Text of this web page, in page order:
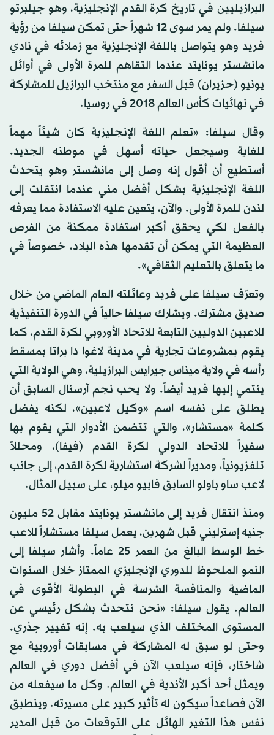
البرازيليين في تاريخ كرة القدم الإنجليزية، وهو جيلبرتو
سيلفا. ولم يمر سوى 12 شهراً حتى تمكن سيلفا من رؤية
فريد وهو يتواصل باللغة الإنجليزية مع زملائه في نادي
مانشستر يونايتد عندما التقاهم للمرة الأولى في أوائل
يونيو (حزيران) قبل السفر مع منتخب البرازيل للمشاركة
في نهائيات كأس العالم 2018 في روسيا.
وقال سيلفا: «تعلم اللغة الإنجليزية كان شيئاً مهماً
للغاية وسيجعل حياته أسهل في موطنه الجديد.
أستطيع أن أقول إنه وصل إلى مانشستر وهو يتحدث
اللغة الإنجليزية بشكل أفضل مني عندما انتقلت إلى
لندن للمرة الأولى. والآن، يتعين عليه الاستفادة مما يعرفه
بالفعل لكي يحقق أكبر استفادة ممكنة من الفرص
العظيمة التي يمكن أن تقدمها هذه البلاد، خصوصاً في
ما يتعلق بالتعليم الثقافي».
وتعرّف سيلفا على فريد وعائلته العام الماضي من خلال
صديق مشترك. ويشارك سيلفا حالياً في الدورة التنفيذية
للاعبين الدوليين التابعة للاتحاد الأوروبي لكرة القدم، كما
يقوم بمشروعات تجارية في مدينة لاغوا دا براتا بمسقط
رأسه في ولاية ميناس جيرايس البرازيلية، وهي الولاية التي
ينتمي إليها فريد أيضاً. ولا يحب نجم آرسنال السابق أن
يطلق على نفسه اسم «وكيل لاعبين»، لكنه يفضل
كلمة «مستشار»، والتي تتضمن الأدوار التي يقوم بها
سفيراً للاتحاد الدولي لكرة القدم (فيفا)، ومحللاً
تلفزيونياً، ومديراً لشركة استشارية لكرة القدم، إلى جانب
لاعب ساو باولو السابق فابيو ميلو، على سبيل المثال.
ومنذ انتقال فريد إلى مانشستر يونايتد مقابل 52 مليون
جنيه إسترليني قبل شهرين، يعمل سيلفا مستشاراً للاعب
خط الوسط البالغ من العمر 25 عاماً. وأشار سيلفا إلى
النمو الملحوظ للدوري الإنجليزي الممتاز خلال السنوات
الماضية والمنافسة الشرسة في البطولة الأقوى في
العالم. يقول سيلفا: «نحن نتحدث بشكل رئيسي عن
المستوى المختلف الذي سيلعب به. إنه تغيير جذري.
وحتى لو سبق له المشاركة في مسابقات أوروبية مع
شاختار، فإنه سيلعب الآن في أفضل دوري في العالم
ويمثل أحد أكبر الأندية في العالم. وكل ما سيفعله من
الآن فصاعداً سيكون له تأثير كبير على مسيرته. وينطبق
نفس هذا التغير الهائل على التوقعات من قبل المدير